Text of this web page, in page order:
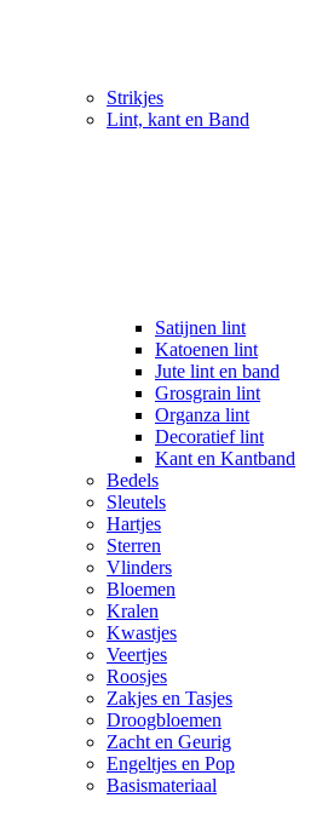
Strikjes
Lint, kant en Band
Satijnen lint
Katoenen lint
Jute lint en band
Grosgrain lint
Organza lint
Decoratief lint
Kant en Kantband
Bedels
Sleutels
Hartjes
Sterren
Vlinders
Bloemen
Kralen
Kwastjes
Veertjes
Roosjes
Zakjes en Tasjes
Droogbloemen
Zacht en Geurig
Engeltjes en Pop
Basismateriaal